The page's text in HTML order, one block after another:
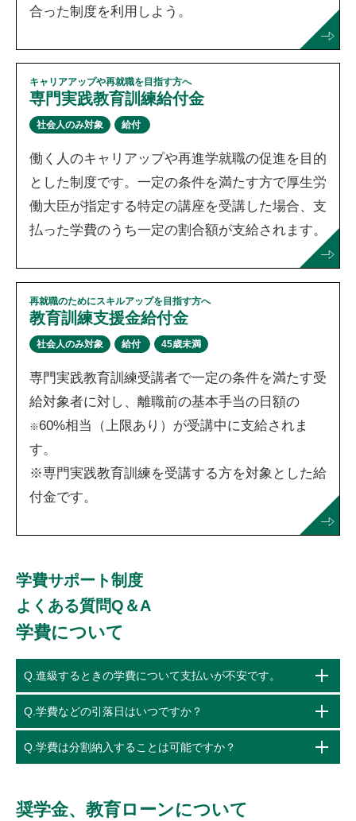
合った制度を利用しよう。
キャリアアップや再就職を目指す方へ
専門実践教育訓練給付金
社会人のみ対象 給付
働く人のキャリアップや再進学就職の促進を目的
とした制度です。一定の条件を満たす方で厚生労
働大臣が指定する特定の講座を受講した場合、支
払った学費のうち一定の割合額が支給されます。
再就職のためにスキルアップを目指す方へ
教育訓練支援金給付金
社会人のみ対象 給付 45歳未満
専門実践教育訓練受講者で一定の条件を満たす受
給対象者に対し、離職前の基本手当の日額の
※60%相当（上限あり）が受講中に支給されま
す。
※専門実践教育訓練を受講する方を対象とした給
付金です。
学費サポート制度
よくある質問Q＆A
学費について
Q.進級するときの学費について支払いが不安です。
Q.学費などの引落日はいつですか？
Q.学費は分割納入することは可能ですか？
奨学金、教育ローンについて